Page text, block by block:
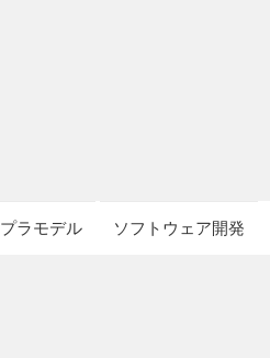
プラモデル ソフトウェア開発